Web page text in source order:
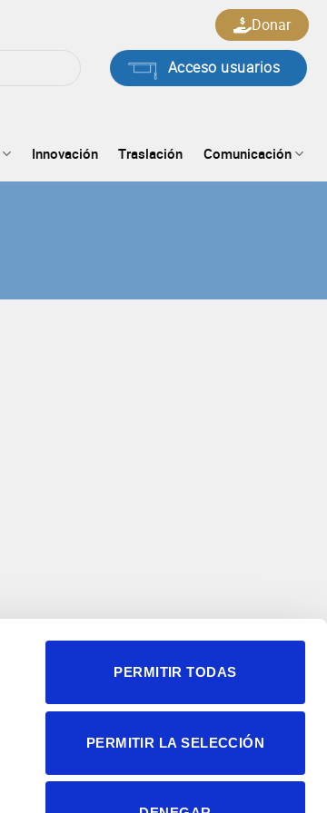
PERMITIR TODAS
PERMITIR LA SELECCIÓN
Acceso usuarios
Donar
Innovación Traslación Comunicación
Neurociencias
Política de privacidad